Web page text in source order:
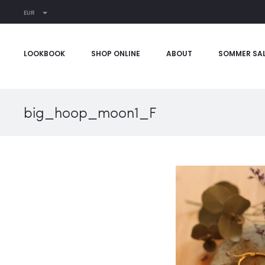
EUR
LOOKBOOK SHOP ONLINE ABOUT SOMMER
big_hoop_moon1_F